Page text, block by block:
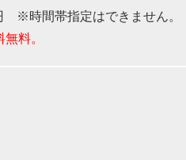
※時間帯指定はできません。
料。